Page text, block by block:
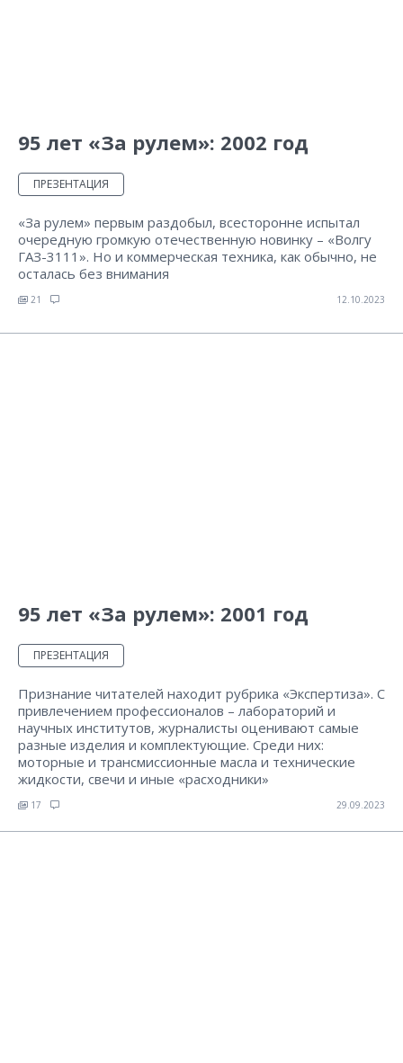
95 лет «За рулем»: 2002 год
ПРЕЗЕНТАЦИЯ
«За рулем» первым раздобыл, всесторонне испытал
очередную громкую отечественную новинку – «Волгу
ГАЗ-3111». Но и коммерческая техника, как обычно, не
осталась без внимания
21 12.10.2023
95 лет «За рулем»: 2001 год
ПРЕЗЕНТАЦИЯ
Признание читателей находит рубрика «Экспертиза». C
привлечением профессионалов – лабораторий и
научных институтов, журналисты оценивают самые
разные изделия и комплектующие. Среди них:
моторные и трансмиссионные масла и технические
жидкости, свечи и иные «расходники»
17 29.09.2023